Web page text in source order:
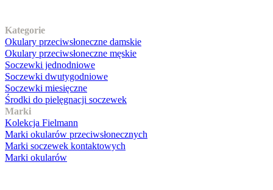
Kategorie
Okulary przeciwsłoneczne damskie
Okulary przeciwsłoneczne męskie
Soczewki jednodniowe
Soczewki dwutygodniowe
Soczewki miesięczne
Środki do pielęgnacji soczewek
Marki
Kolekcja Fielmann
Marki okularów przeciwsłonecznych
Marki soczewek kontaktowych
Marki okularów